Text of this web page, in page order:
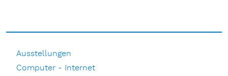
Ausstellungen
Computer - Internet